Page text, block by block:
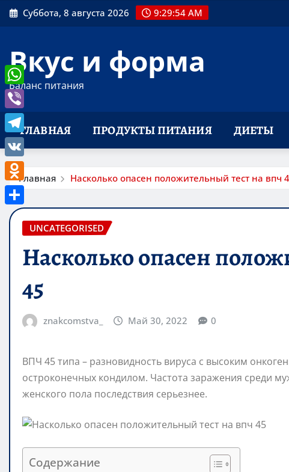
Перейти
к
Суббота, 8 августа 2026 9:29:55 AM
Вкус и форма
Баланс питания
ГЛАВНАЯ ПРОДУКТЫ ПИТАНИЯ ДИЕТЫ
Главная Насколько опасен положительный тест на впч
UNCATEGORISED
Насколько опасен
45
znakcomstva_ Май 30, 2022 0
ВПЧ 45 типа – разновидность вируса с высоким
остроконечных кондилом. Частота заражения среди
женского пола последствия серьезнее.
Содержание
WhatsApp
Viber
Telegram
VK
Odnoklassniki
Отправить